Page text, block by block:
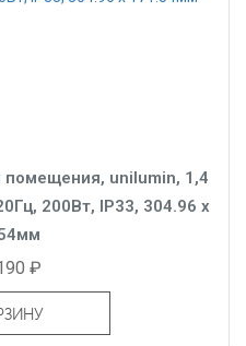
unilumin, 1,4
200Вт, IP33, 304.96 x
₽